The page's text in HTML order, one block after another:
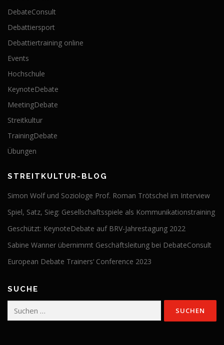
DebateConsult
Debattiersport
Debattiertraining online
Events
Hochschule
KeynoteDebate
MeetingDebate
Streitkultur
TrainingDebate
Übungen
STREITKULTUR-BLOG
Simon Wolf und Soziologe Prof. Roman Trötschel im Interview
Spiel, Satz, Sieg: Gesellschaftsspiele als Kommunikationstraining
Geschützt: KeynoteDebate auf BRV-Jahrestagung 2022
Sabine Wanner übernimmt Geschäftsleitung bei DebateConsult
European Debate Trainers‘ Conference 2023
SUCHE
Suchen